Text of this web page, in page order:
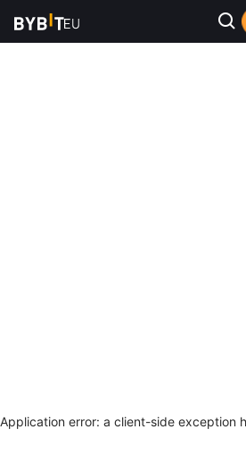
Application error: a client-side exception